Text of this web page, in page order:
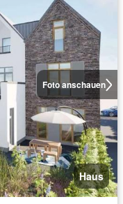
Foto anschauen
Haus